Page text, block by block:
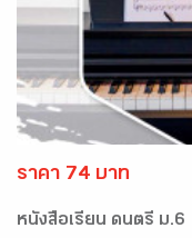
ราคา 74 บาท
หนังสือเรียน ดนตรี ม.6